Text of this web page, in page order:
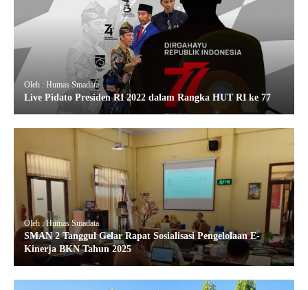
Oleh : Humas Smadata
Live Pidato Presiden RI 2022 dalam Rangka HUT RI ke 77
Oleh : Humas Smadata
SMAN 2 Tanggul Gelar Rapat Sosialisasi Pengelolaan E-
Kinerja BKN Tahun 2025